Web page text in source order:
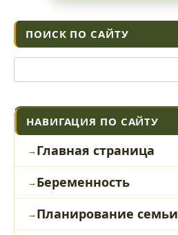
ПОИСК ПО САЙТУ
Поиск:
НАВИГАЦИЯ ПО САЙТУ
Главная страница
Беременность
Планирование семьи